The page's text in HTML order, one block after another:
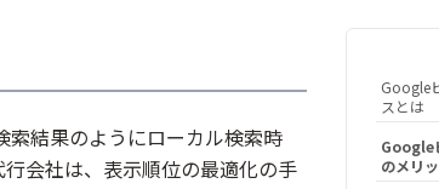
索結果のようにローカル検索時
会社は、表示順位の最適化の手
Google
スとは
Google
のメリ